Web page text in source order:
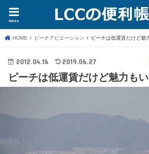
menu
HOME ピーチアビエーション ピーチは低運賃だけど魅
2012.04.16 2019.06.27
ピーチは低運賃だけど魅力もい